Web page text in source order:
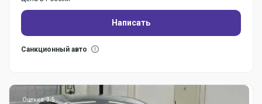
Написать
Санкционный авто
Оценка: 3.5